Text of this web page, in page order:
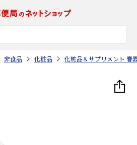
非食品 化粧品 化粧品＆サプリメント 春